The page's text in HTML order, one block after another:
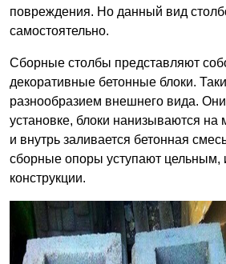
повреждения. Но данный вид
самостоятельно.
Сборные столбы представляют
декоративные бетонные блоки.
разнообразием внешнего вида.
установке, блоки нанизываются на
и внутрь заливается бетонная
сборные опоры уступают цельным,
конструкции.